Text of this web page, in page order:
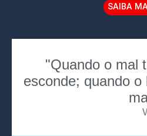
SAIBA
"Quando o mal
esconde; quando